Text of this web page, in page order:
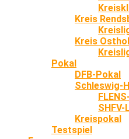
Kreis
Kreis
Pokal
DFB-Pokal
Schleswig-
Kreispokal
Testspiel